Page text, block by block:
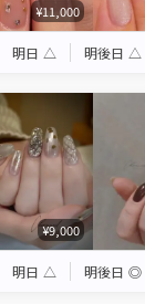
¥11,000
明日 △ 明後日 △
¥9,000
明日 △ 明後日 ◎